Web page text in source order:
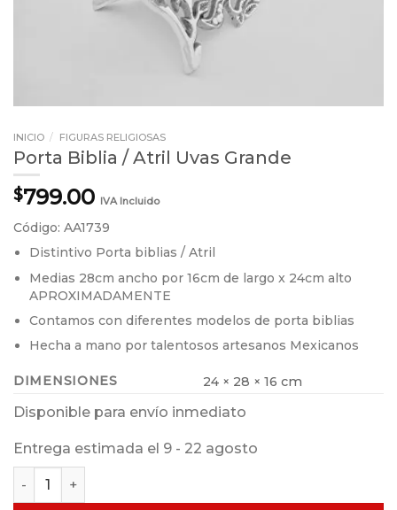
INICIO / FIGURAS RELIGIOSAS
Porta Biblia / Atril Uvas Grande
$799.00 IVA Incluido
Código: AA1739
Distintivo Porta biblias / Atril
Medias 28cm ancho por 16cm de largo x 24cm alto
APROXIMADAMENTE
Contamos con diferentes modelos de porta biblias
Hecha a mano por talentosos artesanos Mexicanos
DIMENSIONES 24 × 28 × 16 cm
Disponible para envío inmediato
Entrega estimada el 9 - 22 agosto
Porta Biblia / Atril Uvas Grande cantidad